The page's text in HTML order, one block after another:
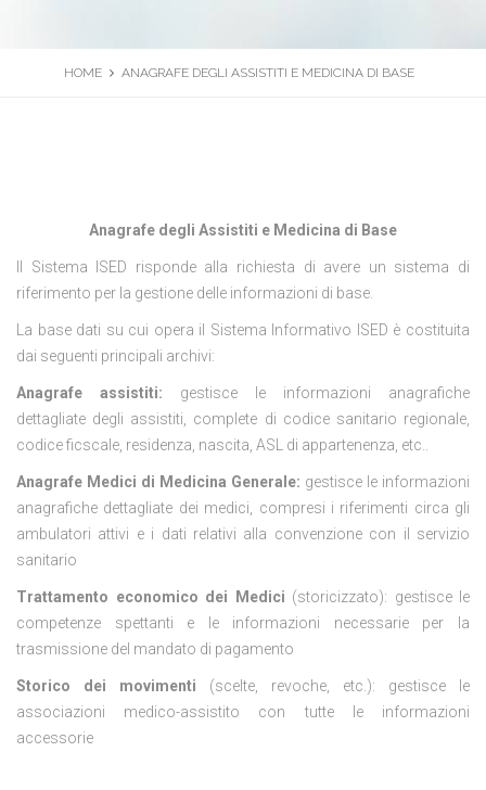
HOME ANAGRAFE DEGLI ASSISTITI E MEDICINA DI BASE
Anagrafe degli Assistiti e Medicina di Base
Il Sistema ISED risponde alla richiesta di avere un sistema di
riferimento per la gestione delle informazioni di base.
La base dati su cui opera il Sistema Informativo ISED è costituita
dai seguenti principali archivi:
Anagrafe assistiti: gestisce le informazioni anagrafiche
dettagliate degli assistiti, complete di codice sanitario regionale,
codice ficscale, residenza, nascita, ASL di appartenenza, etc..
Anagrafe Medici di Medicina Generale: gestisce le informazioni
anagrafiche dettagliate dei medici, compresi i riferimenti circa gli
ambulatori attivi e i dati relativi alla convenzione con il servizio
sanitario
Trattamento economico dei Medici (storicizzato): gestisce le
competenze spettanti e le informazioni necessarie per la
trasmissione del mandato di pagamento
Storico dei movimenti (scelte, revoche, etc.): gestisce le
associazioni medico-assistito con tutte le informazioni
accessorie